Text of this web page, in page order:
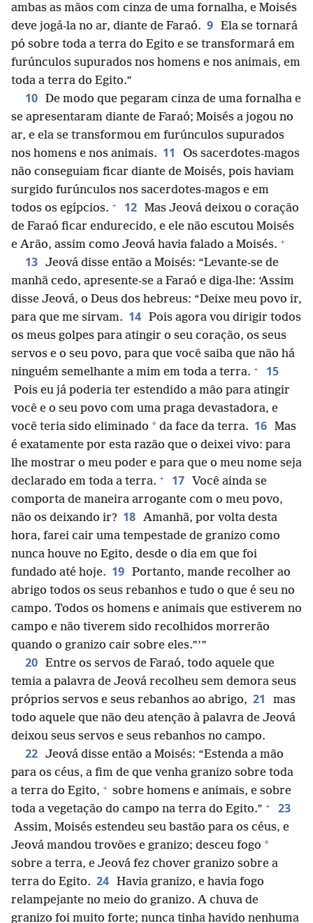
ambas as mãos com cinza de uma fornalha, e Moisés
deve jogá-la no ar, diante de Faraó. 9 Ela se tornará
pó sobre toda a terra do Egito e se transformará em
furúnculos supurados nos homens e nos animais, em
toda a terra do Egito.”
10 De modo que pegaram cinza de uma fornalha e
se apresentaram diante de Faraó; Moisés a jogou no
ar, e ela se transformou em furúnculos supurados
nos homens e nos animais. 11
Os sacerdotes-magos
não conseguiam ficar diante de Moisés, pois haviam
surgido furúnculos nos sacerdotes-magos e em
todos os egípcios. + 12 Mas Jeová deixou o coração
de Faraó ficar endurecido, e ele não escutou Moisés
e Arão, assim como Jeová havia falado a Moisés. +
13 Jeová disse então a Moisés: “Levante-se de
manhã cedo, apresente-se a Faraó e diga-lhe: ‘Assim
disse Jeová, o Deus dos hebreus: “Deixe meu povo ir,
para que me sirvam. 14 Pois agora vou dirigir todos
os meus golpes para atingir o seu coração, os seus
servos e o seu povo, para que você saiba que não há
ninguém semelhante a mim em toda a terra. + 15
Pois eu já poderia ter estendido a mão para atingir
você e o seu povo com uma praga devastadora, e
você teria sido eliminado * da face da terra. 16 Mas
é exatamente por esta razão que o deixei vivo: para
lhe mostrar o meu poder e para que o meu nome seja
declarado em toda a terra. + 17
Você ainda se
comporta de maneira arrogante com o meu povo,
não os deixando ir? 18 Amanhã, por volta desta
hora, farei cair uma tempestade de granizo como
nunca houve no Egito, desde o dia em que foi
fundado até hoje. 19 Portanto, mande recolher ao
abrigo todos os seus rebanhos e tudo o que é seu no
campo. Todos os homens e animais que estiverem no
campo e não tiverem sido recolhidos morrerão
quando o granizo cair sobre eles.”’”
20 Entre os servos de Faraó, todo aquele que
temia a palavra de Jeová recolheu sem demora seus
próprios servos e seus rebanhos ao abrigo, 21
mas
todo aquele que não deu atenção à palavra de Jeová
deixou seus servos e seus rebanhos no campo.
22 Jeová disse então a Moisés: “Estenda a mão
para os céus, a fim de que venha granizo sobre toda
a terra do Egito, + sobre homens e animais, e sobre
toda a vegetação do campo na terra do Egito.” + 23
Assim, Moisés estendeu seu bastão para os céus, e
Jeová mandou trovões e granizo; desceu fogo *
sobre a terra, e Jeová fez chover granizo sobre a
terra do Egito. 24 Havia granizo, e havia fogo
relampejante no meio do granizo. A chuva de
granizo foi muito forte; nunca tinha havido nenhuma